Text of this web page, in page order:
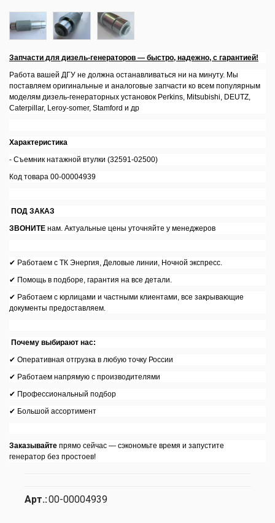
Запчасти для дизель-генераторов — быстро, надежно, с гарантией!
Работа вашей ДГУ не должна останавливаться ни на минуту. Мы
поставляем оригинальные и аналоговые запчасти ко всем популярным
моделям дизель-генераторных установок Perkins, Mitsubishi, DEUTZ,
Caterpillar, Leroy-somer, Stamford и др
Характеристика
- Съемник натажной втулки (32591-02500)
Код товара 00-00004939
ПОД ЗАКАЗ
ЗВОНИТЕ нам. Актуальные цены уточняйте у менеджеров
✔ Работаем с ТК Энергия, Деловые линии, Ночной экспресс.
✔ Помощь в подборе, гарантия на все детали.
✔ Работаем с юрлицами и частными клиентами, все закрывающие
документы предоставляем.
Почему выбирают нас:
✔ Оперативная отгрузка в любую точку России
✔ Работаем напрямую с производителями
✔ Профессиональный подбор
✔ Большой ассортимент
Заказывайте прямо сейчас — сэкономьте время и запустите
генератор без простоев!
Арт.:00-00004939